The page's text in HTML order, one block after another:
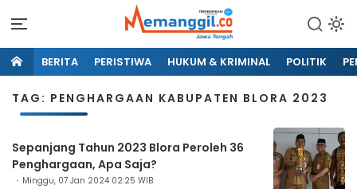
BERITA PERISTIWA HUKUM & KRIMINAL POLITIK
TAG: PENGHARGAAN KABUPATEN BLORA 2023
Sepanjang Tahun 2023 Blora Peroleh 36
Penghargaan, Apa Saja?
Minggu, 07 Jan 2024 02:25 WIB